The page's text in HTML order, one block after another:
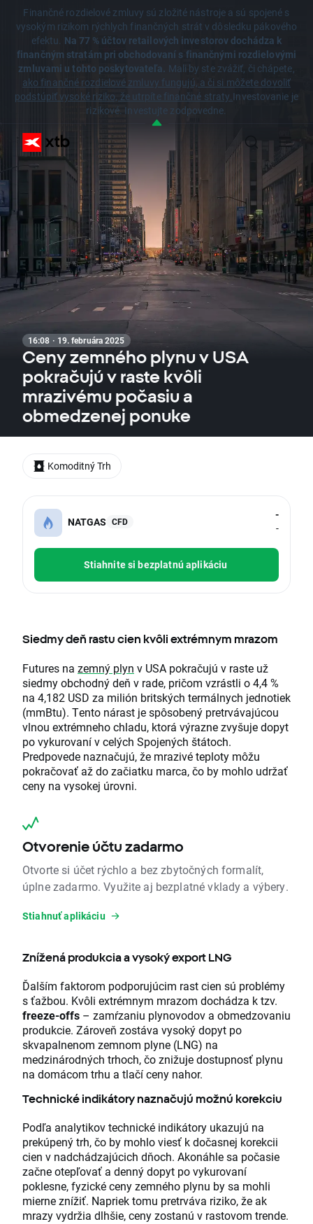
Finančné rozdielové zmluvy sú zložité nástroje a sú spojené s
vysokým rizikom rýchlych finančných strát v dôsledku pákového
efektu. Na 77 % účtov retailových investorov dochádza k
finančným stratám pri obchodovaní s finančnými rozdielovými
zmluvami u tohto poskytovateľa. Mali by ste zvážiť, či chápete,
ako finančné rozdielové zmluvy fungujú, a či si môžete dovoliť
podstúpiť vysoké riziko, že utrpíte finančné straty.Investovanie je
rizikové. Investujte zodpovedne.
16:08 · 19. februára 2025
Ceny zemného plynu v USA
pokračujú v raste kvôli
mrazivému počasiu a
obmedzenej ponuke
NATGAS CFD
-
-
Stiahnite si bezplatnú aplikáciu
Siedmy deň rastu cien kvôli extrémnym mrazom
Futures na zemný plyn v USA pokračujú v raste už
siedmy obchodný deň v rade, pričom vzrástli o 4,4 %
na 4,182 USD za milión britských termálnych jednotiek
(mmBtu). Tento nárast je spôsobený pretrvávajúcou
vlnou extrémneho chladu, ktorá výrazne zvyšuje dopyt
po vykurovaní v celých Spojených štátoch.
Predpovede naznačujú, že mrazivé teploty môžu
pokračovať až do začiatku marca, čo by mohlo udržať
ceny na vysokej úrovni.
Otvorenie účtu zadarmo
Otvorte si účet rýchlo a bez zbytočných formalít,
úplne zadarmo. Využite aj bezplatné vklady a výbery.
Stiahnuť aplikáciu
Znížená produkcia a vysoký export LNG
Ďalším faktorom podporujúcim rast cien sú problémy
s ťažbou. Kvôli extrémnym mrazom dochádza k tzv.
freeze-offs – zamŕzaniu plynovodov a obmedzovaniu
produkcie. Zároveň zostáva vysoký dopyt po
skvapalnenom zemnom plyne (LNG) na
medzinárodných trhoch, čo znižuje dostupnosť plynu
na domácom trhu a tlačí ceny nahor.
Technické indikátory naznačujú možnú korekciu
Podľa analytikov technické indikátory ukazujú na
prekúpený trh, čo by mohlo viesť k dočasnej korekcii
cien v nadchádzajúcich dňoch. Akonáhle sa počasie
začne otepľovať a denný dopyt po vykurovaní
poklesne, fyzické ceny zemného plynu by sa mohli
mierne znížiť. Napriek tomu pretrváva riziko, že ak
mrazy vydržia dlhšie, ceny zostanú v rastovom trende.
Komoditný Trh